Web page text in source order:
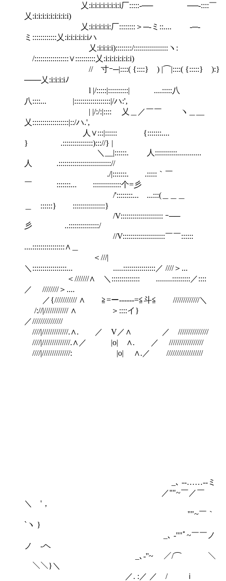
乂:i:i:i:i:i:i:i:i厂:::::-── ──-::::￣
乂:i:i:i:i:i:i:i:i:i)
乂:i:i:i:i:i:厂::::::::＞─-ミ::.... -─-
ミ::::::::::::乂:i:i:i:i:i:iハ
乂:i:i:i:i)::::::::/:::::::::::::::::ヽ:
/:::::::::::::::::∨::::::::::乂:i:i:i:i:i:i:i)
// 寸ｰ─|::::( {::::} ) |⌒|::::( {:::::} ):}
───乂:i:i:i:iﾉ
l |/:::::|::::::::::| ....:::::八
八::::... |::::::::::::::::::|/ハ:',
| |/:/:|:::: 乂＿／￣￣ ヽ＿__
乂::::::::::::::::::|::/ハ.',
人∨:::|:::::: {:::::::....
} .:::::::::::::::)::://} |
＼__|::::::. 人:::::::::::............
人 .:::::::::::::::::::::::::://
./|:::::::. .:::::｀￣
￣ :::::::... ::::::::::::::个=彡
/'::::::::... ...:::(＿＿＿
＿ ::::::} ::::::::::::::::}
/V::::::::::::::::::::: ｰ──
彡 ..:::::::::::::::/
//V:::::::::::::::::::::￣￣::::::
....::::::::::::::::∧＿
＜///|
＼:::::::::::::::::... .....::::::::::::::::／ ////＞...
＜///////∧ ＼:::::::::::::: ........:::::::::／::::
／ ////////＞....
／{/////////// ∧ ≧=ー-----‐=≦斗≦ /////////////＼
/://|//////////// ∧ ＞::::イ}
／///////////////
////|/////////////.∧. ／ V／∧ ／ ///////////////
////|//////////////.∧／ |o| ∧. ／ /////////////////
////|//////////////: |o| ∧.／ //////////////////
_､ -‐……‐-ミ
／''"~￣／￣
＼ '，
''"~￣｀
`ヽ }
_､ ‐''"ﾟ~￣￣ノ
ノ -ヘ
_､‐''~ ／/⌒ ＼
￣＼＼}＼
／. :／ ／ / ｉ